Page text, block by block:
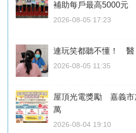
補助每戶最高5000元
2026-08-05 17:23
連玩笑都聽不懂！ 醫
2026-08-05 11:35
屋頂光電獎勵 嘉義市
萬
2026-08-04 19:10